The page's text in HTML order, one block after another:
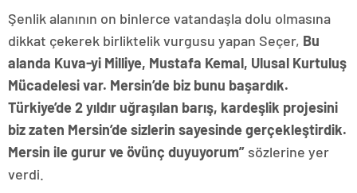
Şenlik alanının on binlerce vatandaşla dolu olmasına
dikkat çekerek birliktelik vurgusu yapan Seçer, Bu
alanda Kuva-yi Milliye, Mustafa Kemal, Ulusal Kurtuluş
Mücadelesi var. Mersin’de biz bunu başardık.
Türkiye’de 2 yıldır uğraşılan barış, kardeşlik projesini
biz zaten Mersin’de sizlerin sayesinde gerçekleştirdik.
Mersin ile gurur ve övünç duyuyorum” sözlerine yer
verdi.